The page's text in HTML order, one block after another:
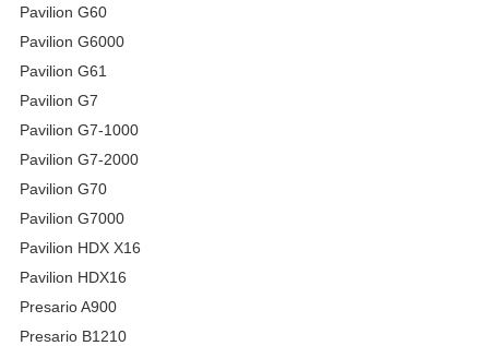
Pavilion G60
Pavilion G6000
Pavilion G61
Pavilion G7
Pavilion G7-1000
Pavilion G7-2000
Pavilion G70
Pavilion G7000
Pavilion HDX X16
Pavilion HDX16
Presario A900
Presario B1210